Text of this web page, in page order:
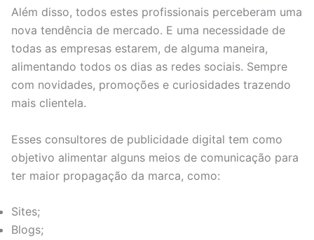
Além disso, todos estes profissionais perceberam uma
nova tendência de mercado. E uma necessidade de
todas as empresas estarem, de alguma maneira,
alimentando todos os dias as redes sociais. Sempre
com novidades, promoções e curiosidades trazendo
mais clientela.
Esses consultores de publicidade digital tem como
objetivo alimentar alguns meios de comunicação para
ter maior propagação da marca, como:
Sites;
Blogs;